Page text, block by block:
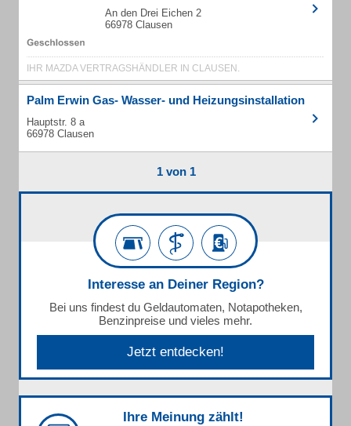
An den Drei Eichen 2
66978 Clausen
IHR MAZDA VERTRAGSHÄNDLER IN CLAUSEN.
Palm Erwin Gas- Wasser- und Heizungsinstallation
Hauptstr. 8 a
66978 Clausen
1 von 1
Interesse an Deiner Region?
Bei uns findest du Geldautomaten, Notapotheken,
Benzinpreise und vieles mehr.
Jetzt entdecken!
Ihre Meinung zählt!